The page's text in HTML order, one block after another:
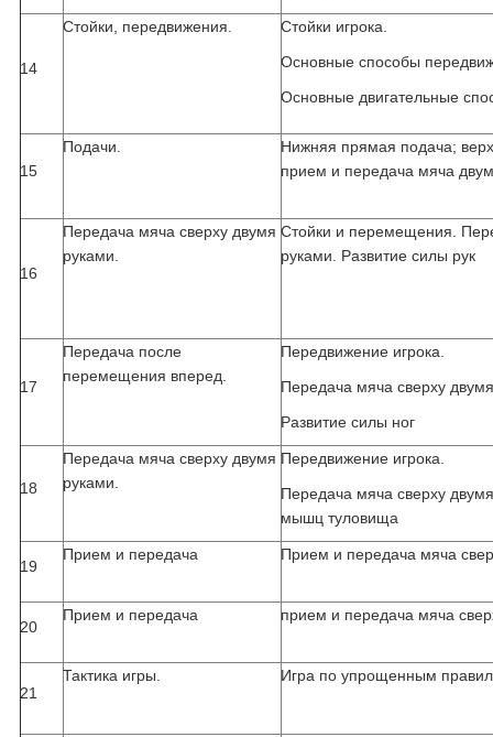
14
Стойки, передвижения.
Стойки игрока.
Основные способы
Основные двигательные
15
Подачи.
Нижняя прямая подача;
прием и передача мяча
16
Передача мяча сверху двумя
руками.
Стойки и перемещения.
руками. Развитие силы рук
17
Передача после
перемещения вперед.
Передвижение игрока.
Передача мяча сверху
Развитие силы ног
18
Передача мяча сверху двумя
руками.
Передвижение игрока.
Передача мяча сверху
мышц туловища
19
Прием и передача Прием и передача мяча
20
Прием и передача прием и передача мяча
21
Тактика игры. Игра по упрощенным